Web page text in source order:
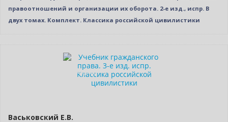
правоотношений и организации их оборота. 2-е изд., испр. В
двух томах. Комплект. Классика российской цивилистики
Индивидуальный подход
Васьковский Е.В.